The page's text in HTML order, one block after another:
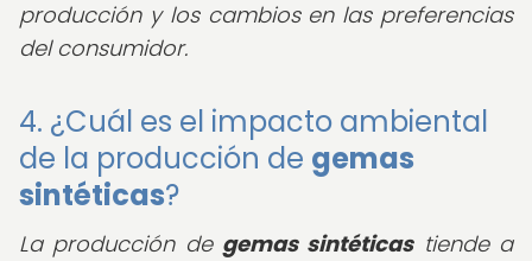
producción y los cambios en las preferencias
del consumidor.
4. ¿Cuál es el impacto ambiental
de la producción de gemas
sintéticas?
La producción de gemas sintéticastiende a